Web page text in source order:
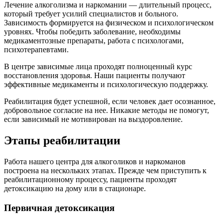
Лечение алкоголизма и наркомании — длительный процесс,
который требует усилий специалистов и больного.
Зависимость формируется на физическом и психологическом
уровнях. Чтобы победить заболевание, необходимы
медикаментозные препараты, работа с психологами,
психотерапевтами.
В центре зависимые лица проходят полноценный курс
восстановления здоровья. Наши пациенты получают
эффективные медикаменты и психологическую поддержку.
Реабилитация будет успешной, если человек дает осознанное,
добровольное согласие на нее. Никакие методы не помогут,
если зависимый не мотивирован на выздоровление.
Этапы реабилитации
Работа нашего центра для алкоголиков и наркоманов
построена на нескольких этапах. Прежде чем приступить к
реабилитационному процессу, пациенты проходят
детоксикацию на дому или в стационаре.
Первичная детоксикация